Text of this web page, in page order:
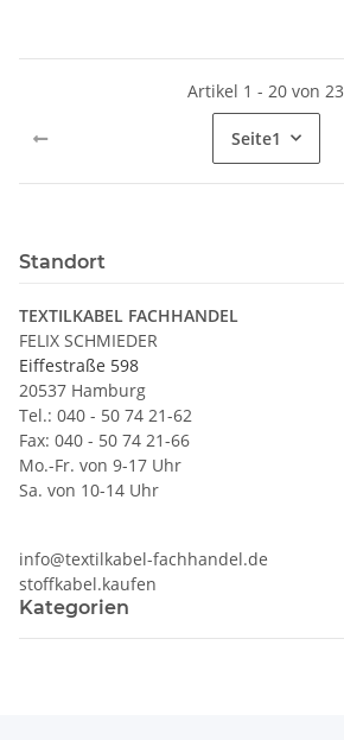
Artikel 1 - 20 von 23
Seite1
Standort
TEXTILKABEL FACHHANDEL
FELIX SCHMIEDER
Eiffestraße 598
20537 Hamburg
Tel.: 040 - 50 74 21-62
Fax: 040 - 50 74 21-66
Mo.-Fr. von 9-17 Uhr
Sa. von 10-14 Uhr
info@textilkabel-fachhandel.de
stoffkabel.kaufen
Kategorien